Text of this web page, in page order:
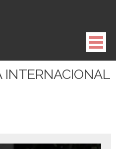
INTERNACIONAL